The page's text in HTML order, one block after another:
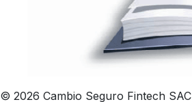
© 2026 Cambio Seguro Fintech SAC